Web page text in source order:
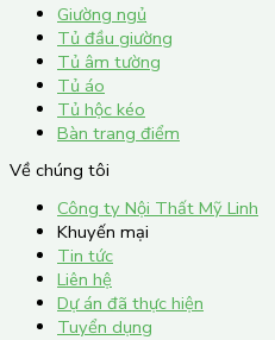
Giường ngủ
Tủ đầu giường
Tủ âm tường
Tủ áo
Tủ hộc kéo
Bàn trang điểm
Về chúng tôi
Công ty Nội Thất Mỹ Linh
Khuyến mại
Tin tức
Liên hệ
Dự án đã thực hiện
Tuyển dụng